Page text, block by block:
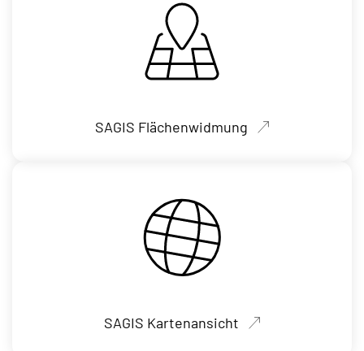
SAGIS Flächenwidmung
SAGIS Kartenansicht